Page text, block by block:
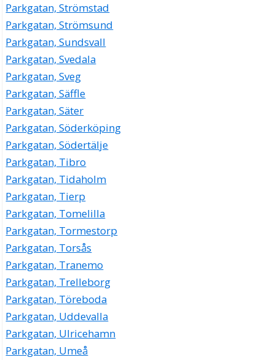
Parkgatan, Strömstad
Parkgatan, Strömsund
Parkgatan, Sundsvall
Parkgatan, Svedala
Parkgatan, Sveg
Parkgatan, Säffle
Parkgatan, Säter
Parkgatan, Söderköping
Parkgatan, Södertälje
Parkgatan, Tibro
Parkgatan, Tidaholm
Parkgatan, Tierp
Parkgatan, Tomelilla
Parkgatan, Tormestorp
Parkgatan, Torsås
Parkgatan, Tranemo
Parkgatan, Trelleborg
Parkgatan, Töreboda
Parkgatan, Uddevalla
Parkgatan, Ulricehamn
Parkgatan, Umeå